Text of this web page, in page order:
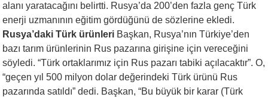
alanı yaratacağını belirtti. Rusya’da 200’den fazla genç Türk
enerji uzmanının eğitim gördüğünü de sözlerine ekledi.
Rusya’daki Türk ürünleri Başkan, Rusya’nın Türkiye’den
bazı tarım ürünlerinin Rus pazarına girişine için vereceğini
söyledi. “Türk ortaklarımız için Rus pazarı tabiki açılacaktır”. O,
“geçen yıl 500 milyon dolar değerindeki Türk ürünü Rus
pazarında satıldı” dedi. Başkan, “Bu büyük bir karar (Türk